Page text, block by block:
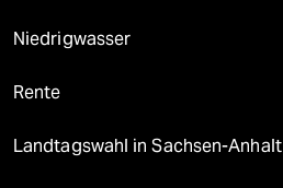
Niedrigwasser
Rente
Landtagswahl in Sachsen-Anhalt